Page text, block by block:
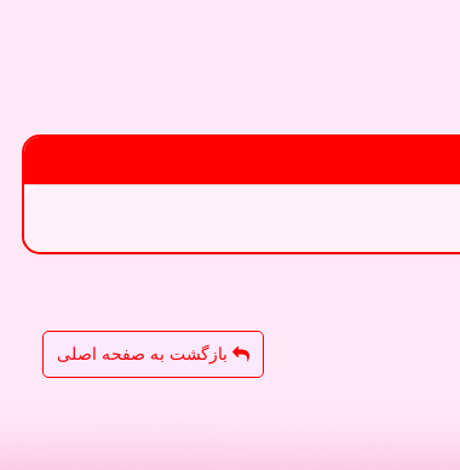
بازگشت به صفحه اصلی